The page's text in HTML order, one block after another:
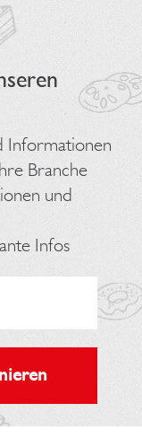
Informationen
Branche
und
Infos